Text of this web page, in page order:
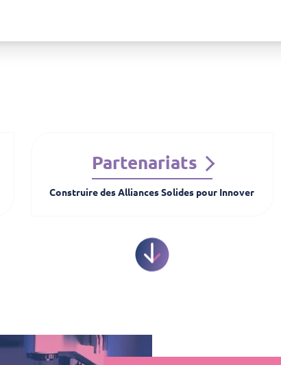
Partenariats
Construire des Alliances Solides pour Innover